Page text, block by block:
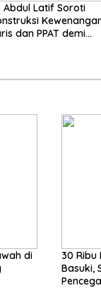
Abdul Latif Soroti
dan PPAT demi
di
30 Ribu
Basuki,